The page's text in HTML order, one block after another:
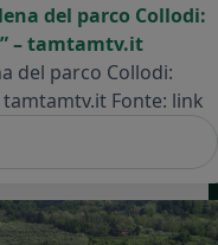
del parco Collodi:
– tamtamtv.it
del parco Collodi:
Fonte: link